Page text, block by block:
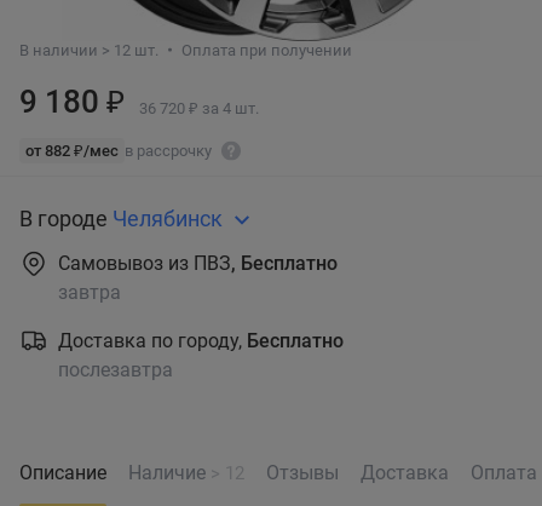
В наличии > 12 шт. Оплата при получении
9 180 ₽ 36 720 ₽ за 4 шт.
от 882 ₽/мес в рассрочку
В городе Челябинск
Самовывоз из ПВЗ, Бесплатно
завтра
Доставка по городу, Бесплатно
послезавтра
Описание Наличие > 12 Отзывы Доставка Оплата